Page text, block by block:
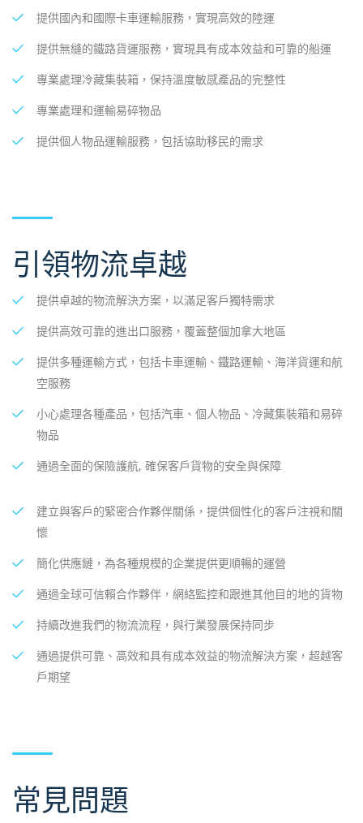
提供國內和國際卡車運輸服務，實現高效的陸運
提供無縫的鐵路貨運服務，實現具有成本效益和可靠的船運
專業處理冷藏集裝箱，保持溫度敏感產品的完整性
專業處理和運輸易碎物品
提供個人物品運輸服務，包括協助移民的需求
引領物流卓越
提供卓越的物流解決方案，以滿足客戶獨特需求
提供高效可靠的進出口服務，覆蓋整個加拿大地區
提供多種運輸方式，包括卡車運輸、鐵路運輸、海洋貨運和航
空服務
小心處理各種產品，包括汽車、個人物品、冷藏集裝箱和易碎
物品
通過全面的保險護航, 確保客戶貨物的安全與保障
建立與客戶的緊密合作夥伴關係，提供個性化的客戶注視和關
懷
簡化供應鏈，為各種規模的企業提供更順暢的運營
通過全球可信賴合作夥伴，網絡監控和跟進其他目的地的貨物
持續改進我們的物流流程，與行業發展保持同步
通過提供可靠、高效和具有成本效益的物流解決方案，超越客
戶期望
常見問題